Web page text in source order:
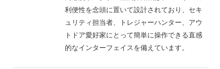
利便性を念頭に置いて設計されており、セキ
ュリティ担当者、トレジャーハンター、アウ
トドア愛好家にとって簡単に操作できる直感
的なインターフェイスを備えています。